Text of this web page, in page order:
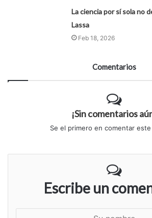
La ciencia por sí sola no
Lassa
Feb 18, 2026
Comentarios
¡Sin comentarios
Se el primero en comentar
Escribe un